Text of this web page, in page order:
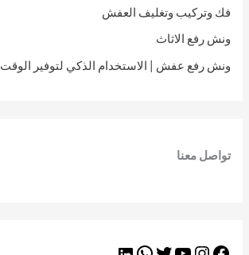
فك وتركيب وتغليف العفش
ونش رفع الاثاث
ونش رفع عفش | الاستخدام الذكي لتوفير الوقت
تواصل معنا